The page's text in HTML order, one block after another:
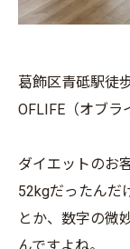
葛飾区青砥駅徒
OFLIFE（オブラ
ダイエットのお
52kgだったんだ
とか、数字の微